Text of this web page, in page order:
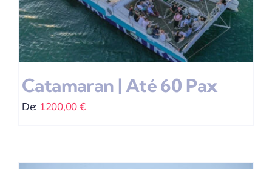
Catamaran | Até 60 Pax
De: 1200,00€